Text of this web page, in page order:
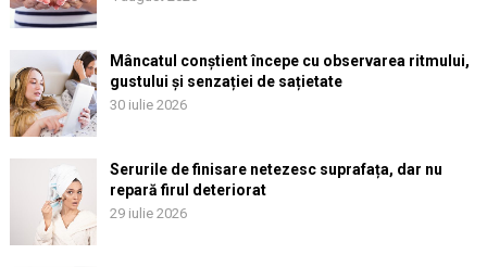
Mâncatul conștient începe cu observarea ritmului,
gustului și senzației de sațietate
30 iulie 2026
Serurile de finisare netezesc suprafața, dar nu
repară firul deteriorat
29 iulie 2026